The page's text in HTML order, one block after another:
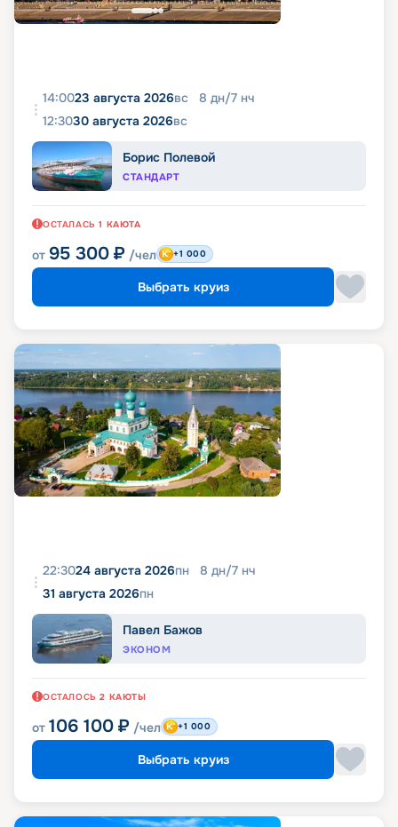
14:0023 августа 2026вс 8 дн/7 нч
12:3030 августа 2026вс
Борис Полевой
СТАНДАРТ
ОСТАЛАСЬ 1 КАЮТА
от 95 300 ₽ /чел +1 000
Выбрать круиз
22:3024 августа 2026пн 8 дн/7 нч
31 августа 2026пн
Павел Бажов
ЭКОНОМ
ОСТАЛОСЬ 2 КАЮТЫ
от 106 100 ₽ /чел +1 000
Выбрать круиз